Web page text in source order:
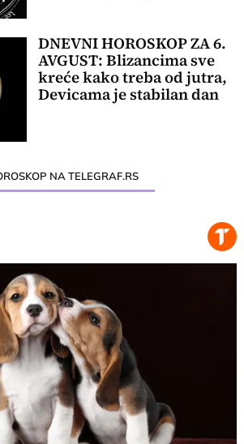
DNEVNI HOROSKOP ZA 6.
AVGUST: Blizancima sve
kreće kako treba od jutra,
Devicama je stabilan dan
NA TELEGRAF.RS